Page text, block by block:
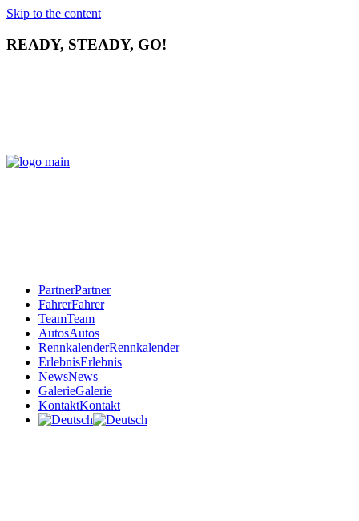
Skip to the content
READY, STEADY, GO!
PartnerPartner
FahrerFahrer
TeamTeam
AutosAutos
RennkalenderRennkalender
ErlebnisErlebnis
NewsNews
GalerieGalerie
KontaktKontakt